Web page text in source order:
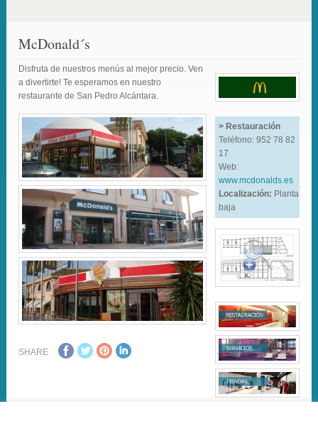
McDonald´s
Disfruta de nuestros menús al mejor precio. Ven
a divertirte! Te esperamos en nuestro
restaurante de San Pedro Alcántara.
> Restauración
Teléfono: 952 78 82
17
Web:
www.mcdonalds.es
Localización: Planta
baja
SHARE